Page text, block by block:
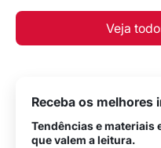
Veja
Receba os melhores
Tendências e materiais
que valem a leitura.